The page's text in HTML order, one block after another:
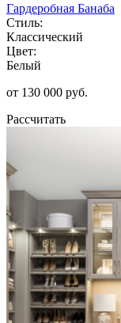
Гардеробная Банаба
Стиль:
Классический
Цвет:
Белый
от 130 000 руб.
Рассчитать